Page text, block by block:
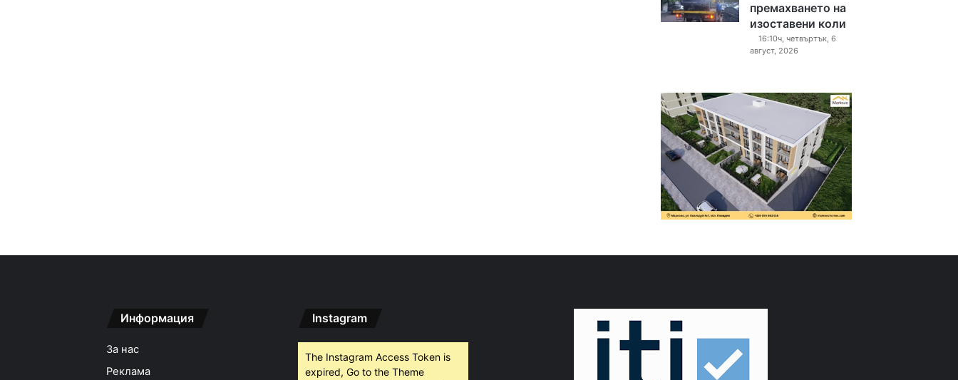
премахването на
изоставени коли
16:10ч, четвъртък, 6
август, 2026
Информация
За нас
Реклама
Instagram
The Instagram Access Token is
expired, Go to the Theme